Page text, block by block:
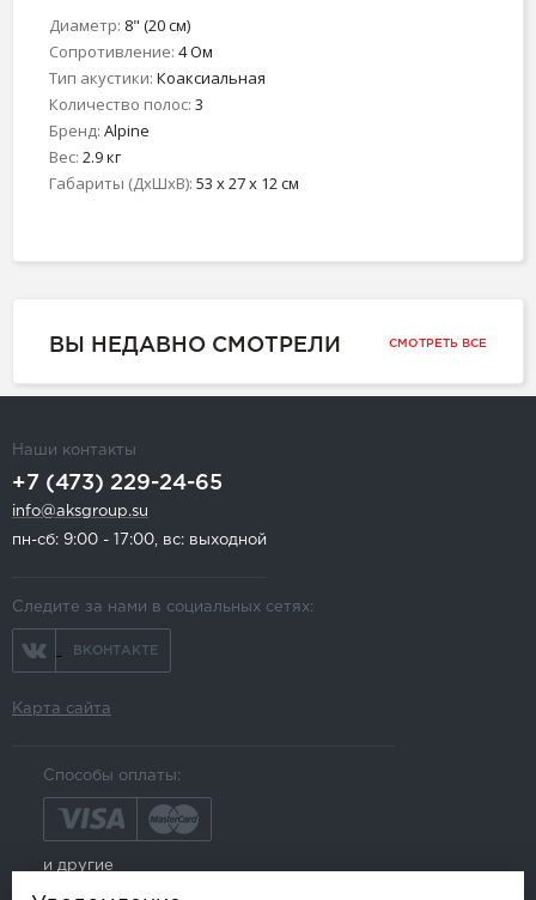
Диаметр: 8" (20 см)
Сопротивление: 4 Ом
Тип акустики: Коаксиальная
Количество полос: 3
Бренд: Alpine
Вес: 2.9 кг
Габариты (ДхШхВ): 53 x 27 x 12 см
ВЫ НЕДАВНО СМОТРЕЛИ СМОТРЕТЬ ВСЕ
Наши контакты
+7 (473) 229-24-65
info@aksgroup.su
пн-сб: 9:00 - 17:00, вс: выходной
Следите за нами в социальных сетях:
ВКОНТАКТЕ
Карта сайта
Способы оплаты:
и другие